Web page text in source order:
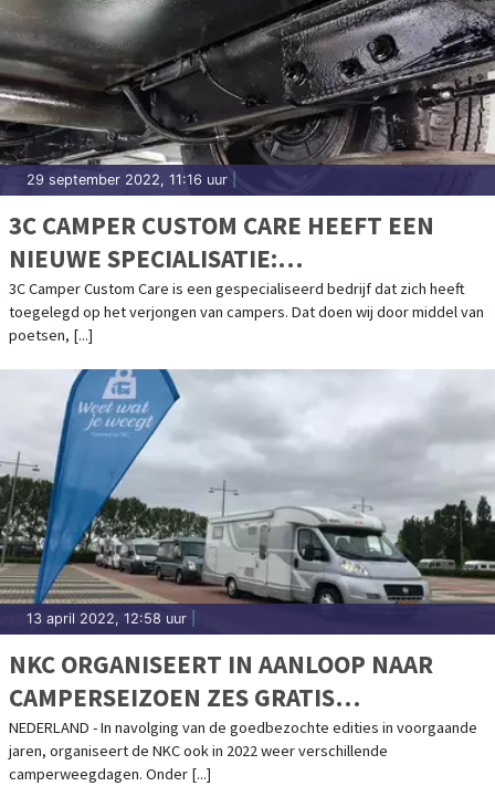
29 september 2022, 11:16 uur
3C CAMPER CUSTOM CARE HEEFT EEN
NIEUWE SPECIALISATIE:
BODEMBESCHERMING
3C Camper Custom Care is een gespecialiseerd bedrijf dat zich heeft
toegelegd op het verjongen van campers. Dat doen wij door middel van
poetsen, [...]
13 april 2022, 12:58 uur
NKC ORGANISEERT IN AANLOOP NAAR
CAMPERSEIZOEN ZES GRATIS
CAMPERWEEGDAGEN
NEDERLAND - In navolging van de goedbezochte edities in voorgaande
jaren, organiseert de NKC ook in 2022 weer verschillende
camperweegdagen. Onder [...]